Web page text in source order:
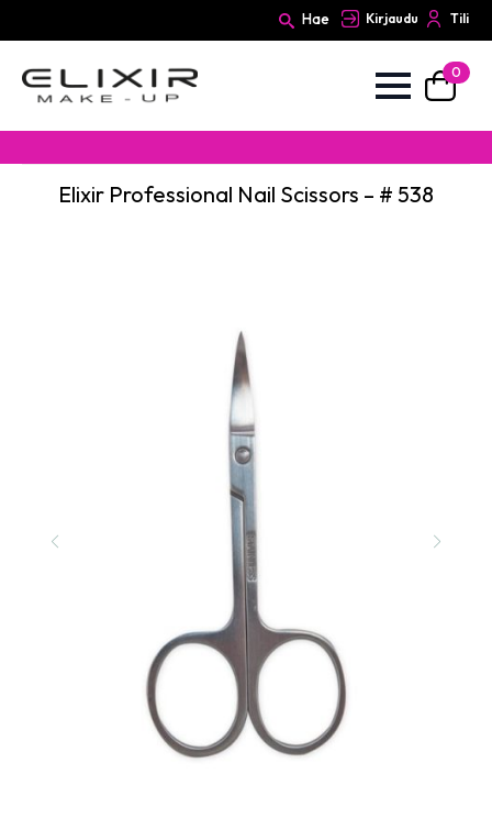
Hae Kirjaudu Tili
0
Elixir Professional Nail Scissors – # 538